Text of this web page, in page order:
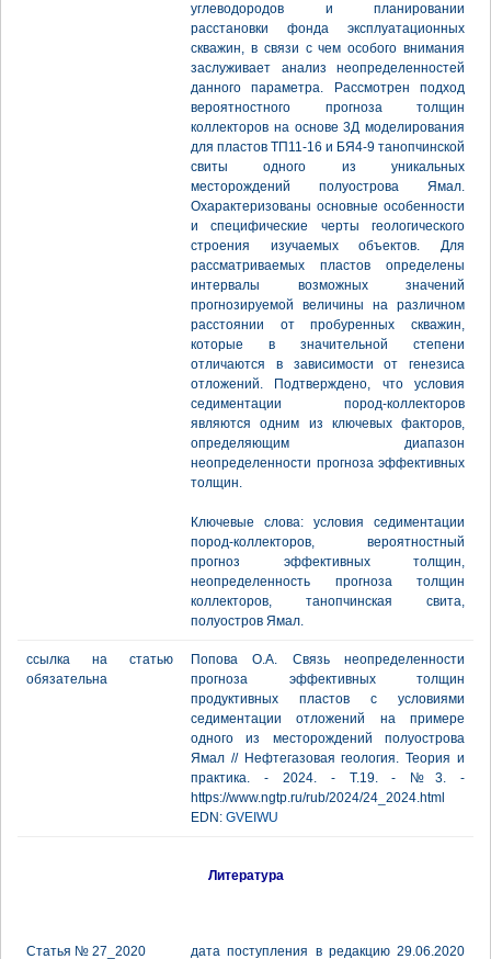
углеводородов и планировании
расстановки фонда эксплуатационных
скважин, в связи с чем особого внимания
заслуживает анализ неопределенностей
данного параметра. Рассмотрен подход
вероятностного прогноза толщин
коллекторов на основе 3Д моделирования
для пластов ТП11-16 и БЯ4-9 танопчинской
свиты одного из уникальных
месторождений полуострова Ямал.
Охарактеризованы основные особенности
и специфические черты геологического
строения изучаемых объектов. Для
рассматриваемых пластов определены
интервалы возможных значений
прогнозируемой величины на различном
расстоянии от пробуренных скважин,
которые в значительной степени
отличаются в зависимости от генезиса
отложений. Подтверждено, что условия
седиментации пород-коллекторов
являются одним из ключевых факторов,
определяющим диапазон
неопределенности прогноза эффективных
толщин.
Ключевые слова: условия седиментации
пород-коллекторов, вероятностный
прогноз эффективных толщин,
неопределенность прогноза толщин
коллекторов, танопчинская свита,
полуостров Ямал.
ссылка на статью
обязательна
Попова О.А. Связь неопределенности
прогноза эффективных толщин
продуктивных пластов с условиями
седиментации отложений на примере
одного из месторождений полуострова
Ямал // Нефтегазовая геология. Теория и
практика. - 2024. - Т.19. - №3. -
https://www.ngtp.ru/rub/2024/24_2024.html
EDN: GVEIWU
Литература
Статья № 27_2020 дата поступления в редакцию 29.06.2020